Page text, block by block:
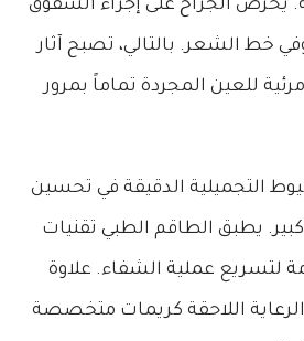
يحرص الجراح على إجراء الشقوق
خط الشعر. بالتالي، تصبح آثار
للعين المجردة تماماً بمرور
التجميلية الدقيقة في تحسين
يطبق الطاقم الطبي تقنيات
لتسريع عملية الشفاء. علاوة
الرعاية اللاحقة كريمات متخصصة